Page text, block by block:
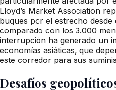
Lloyd’s Market Association
buques por el estrecho desde
comparado con los 3.000
interrupción ha generado un
economías asiáticas, que
este corredor para sus
Desafíos